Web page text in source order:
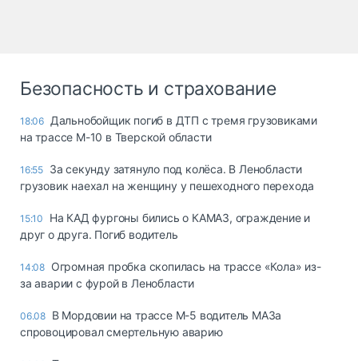
Безопасность и страхование
18:06 Дальнобойщик погиб в ДТП с тремя грузовиками
на трассе М-10 в Тверской области
16:55 За секунду затянуло под колёса. В Ленобласти
грузовик наехал на женщину у пешеходного перехода
15:10
На КАД фургоны бились о КАМАЗ, ограждение и
друг о друга. Погиб водитель
14:08 Огромная пробка скопилась на трассе «Кола» из-
за аварии с фурой в Ленобласти
06.08 В Мордовии на трассе М-5 водитель МАЗа
спровоцировал смертельную аварию